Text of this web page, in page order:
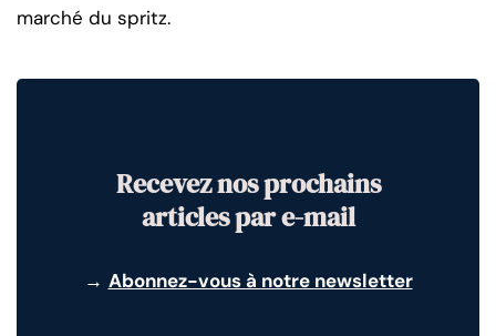
marché du spritz.
Recevez nos prochains
articles par e-mail
→ Abonnez-vous à notre newsletter